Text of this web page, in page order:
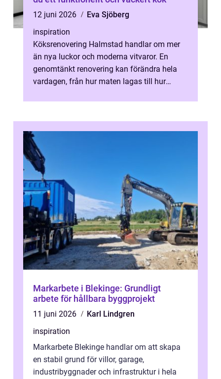
12 juni 2026
Eva Sjöberg
inspiration
Köksrenovering Halmstad handlar om mer
än nya luckor och moderna vitvaror. En
genomtänkt renovering kan förändra hela
vardagen, från hur maten lagas till hur
Markarbete i Blekinge: Grundligt
arbete för hållbara byggprojekt
11 juni 2026
Karl Lindgren
inspiration
Markarbete Blekinge handlar om att skapa
en stabil grund för villor, garage,
industribyggnader och infrastruktur i hela